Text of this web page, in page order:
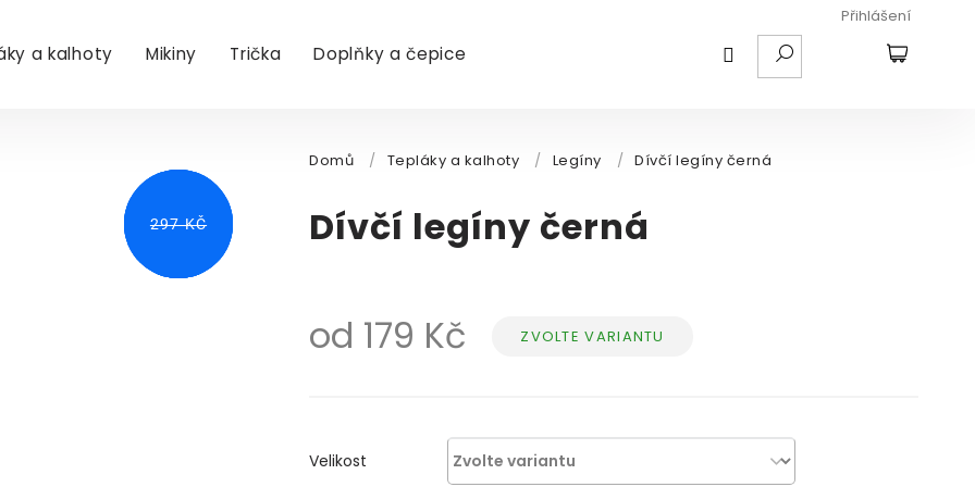
Přihlášení
HLEDAT
NÁKUPNÍ
a kalhoty Mikiny Trička Doplňky a čepice
252 KČ
297 KČ
OD
312 KČ
297 KČ
297 KČ
Domů / Tepláky a kalhoty / Legíny / Dívčí legíny černá
Dívčí legíny černá
od 179 Kč Měrná
ZVOLTE VARIANTU
Velikost